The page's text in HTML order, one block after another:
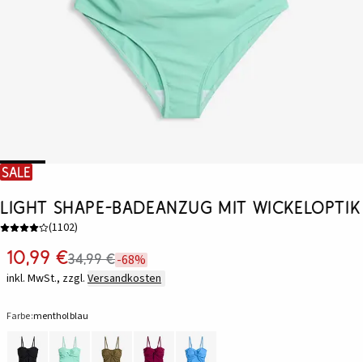
SALE
Light Shape-Badeanzug mit Wickeloptik
(1102)
10,99 €34,99 €-68%
inkl. MwSt., zzgl. Versandkosten
Farbe:mentholblau